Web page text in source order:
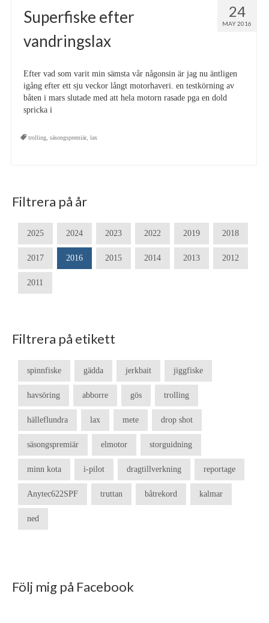
24
MAY 2016
Superfiske efter
vandringslax
Efter vad som varit min sämsta vår någonsin är jag nu äntligen
igång efter ett sju veckor långt motorhaveri. en testkörning av
båten i mars slutade med att hela motorn rasade pga en dold
spricka i
trolling, säsongspremiär, lax
Filtrera på år
2025 2024 2023 2022 2019 2018
2017 2016 2015 2014 2013 2012
2011
Filtrera på etikett
spinnfiske gädda jerkbait jiggfiske
havsöring abborre gös trolling
hälleflundra lax mete drop shot
säsongspremiär elmotor storguidning
minn kota i-pilot dragtillverkning reportage
Anytec622SPF truttan båtrekord kalmar
ned
Följ mig på Facebook